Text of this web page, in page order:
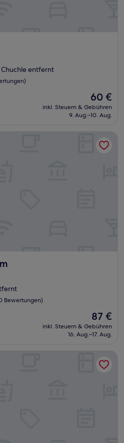
Chuchle entfernt
Der
Preis
beträgt
60 €
inkl. Steuern & Gebühren
9. Aug.–10. Aug.
Bewertungen)
Der
Preis
beträgt
87 €
inkl. Steuern & Gebühren
16. Aug.–17. Aug.